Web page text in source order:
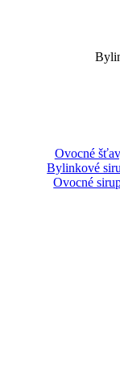
Ovocné
Bylinkové
Ovocné